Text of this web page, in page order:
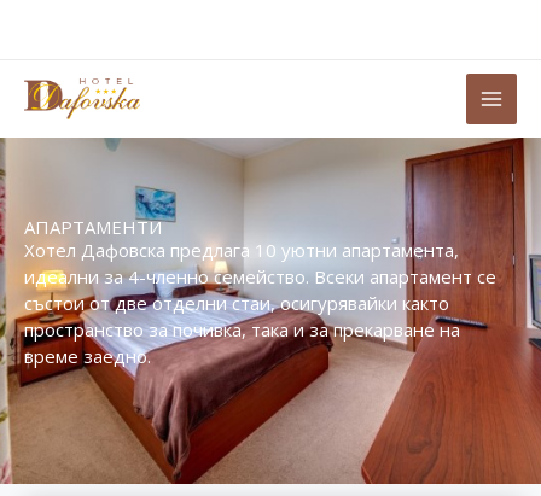
АПАРТАМЕНТИ
Хотел Дафовска предлага 10 уютни апартамента,
идеални за 4-членно семейство. Всеки апартамент се
състои от две отделни стаи, осигурявайки както
пространство за почивка, така и за прекарване на
време заедно.